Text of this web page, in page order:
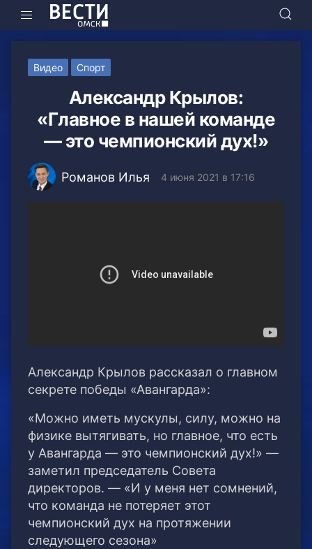
Видео Спорт
Александр Крылов:
«Главное в нашей команде
— это чемпионский дух!»
Романов Илья 4 июня 2021 в 17:16
Александр Крылов рассказал о главном
секрете победы «Авангарда»:
«Можно иметь мускулы, силу, можно на
физике вытягивать, но главное, что есть
у Авангарда — это чемпионский дух!» —
заметил председатель Совета
директоров. — «И у меня нет сомнений,
что команда не потеряет этот
чемпионский дух на протяжении
следующего сезона»